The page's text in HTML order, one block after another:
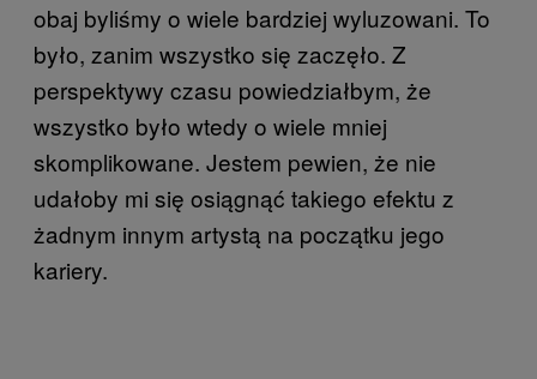
obaj byliśmy o wiele bardziej wyluzowani. To
było, zanim wszystko się zaczęło. Z
perspektywy czasu powiedziałbym, że
wszystko było wtedy o wiele mniej
skomplikowane. Jestem pewien, że nie
udałoby mi się osiągnąć takiego efektu z
żadnym innym artystą na początku jego
kariery.